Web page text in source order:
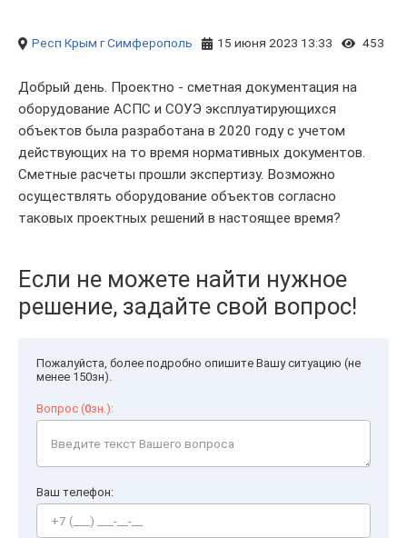
Респ Крым г Симферополь 15 июня 2023 13:33 453
Добрый день. Проектно - сметная документация на
оборудование АСПС и СОУЭ эксплуатирующихся
объектов была разработана в 2020 году с учетом
действующих на то время нормативных документов.
Сметные расчеты прошли экспертизу. Возможно
осуществлять оборудование объектов согласно
таковых проектных решений в настоящее время?
Если не можете найти нужное
решение, задайте свой вопрос!
Пожалуйста, более подробно опишите Вашу ситуацию (не
менее 150зн).
Вопрос (0зн.):
Ваш телефон: